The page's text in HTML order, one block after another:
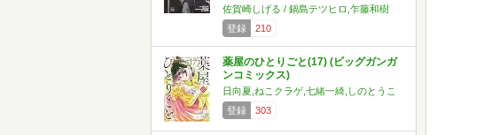
佐賀崎しげる / 鍋島テツヒロ,乍藤和樹
登録
210
薬屋のひとりごと(17) (ビッグガンガ
ンコミックス)
日向夏,ねこクラゲ,七緒一綺,しのとうこ
登録
303